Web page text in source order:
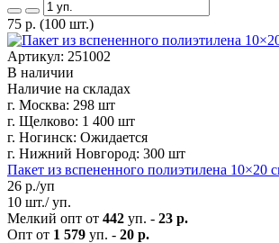
75 р. (100 шт.)
Артикул: 251002
В наличии
Наличие на складах
г. Москва: 298 шт
г. Щелково: 1 400 шт
г. Ногинск: Ожидается
г. Нижний Новгород: 300 шт
Пакет из вспененного полиэтилена 10×20
26 р./уп
10 шт./ уп.
Мелкий опт от 442 уп. - 23 р.
Опт от 1 579 уп. - 20 р.